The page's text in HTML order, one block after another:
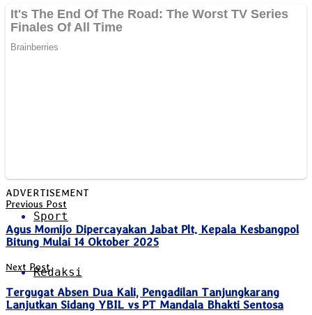
Opini
Sport
Redaksi
ADVERTISEMENT
Previous Post
Agus Momijo Dipercayakan Jabat Plt. Kepala Kesbangpol
Bitung Mulai 14 Oktober 2025
Next Post
Tergugat Absen Dua Kali, Pengadilan Tanjungkarang
Lanjutkan Sidang YBIL vs PT Mandala Bhakti Sentosa